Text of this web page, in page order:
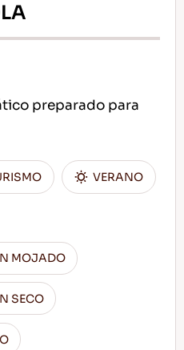
preparado para
VERANO
MOJADO
SECO